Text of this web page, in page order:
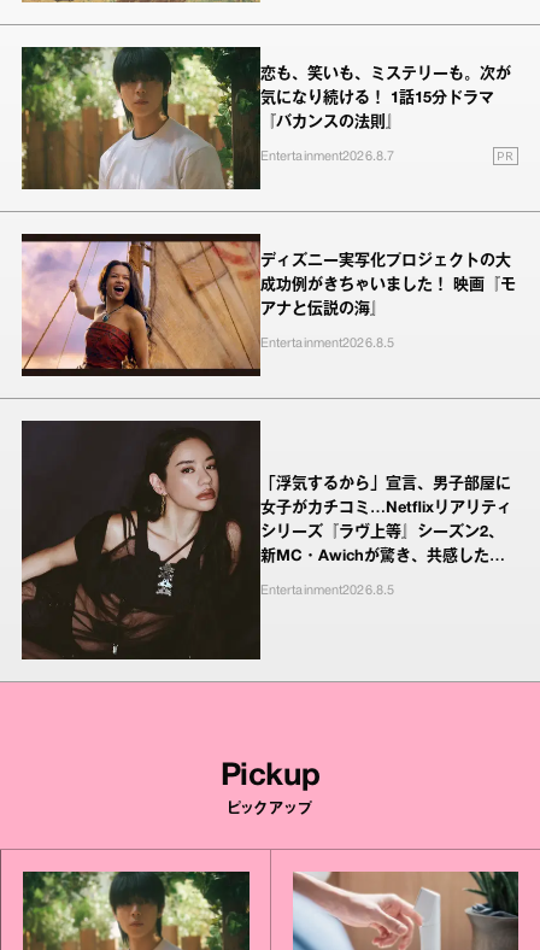
恋も、笑いも、ミステリーも。次が
気になり続ける！ 1話15分ドラマ
『バカンスの法則』
Entertainment2026.8.7 PR
ディズニー実写化プロジェクトの大
成功例がきちゃいました！ 映画『モ
アナと伝説の海』
Entertainment2026.8.5
「浮気するから」宣言、男子部屋に
女子がカチコミ…Netflixリアリティ
シリーズ『ラヴ上等』シーズン2、
新MC・Awichが驚き、共感したヤ
Entertainment2026.8.5
Pickup
ピックアップ